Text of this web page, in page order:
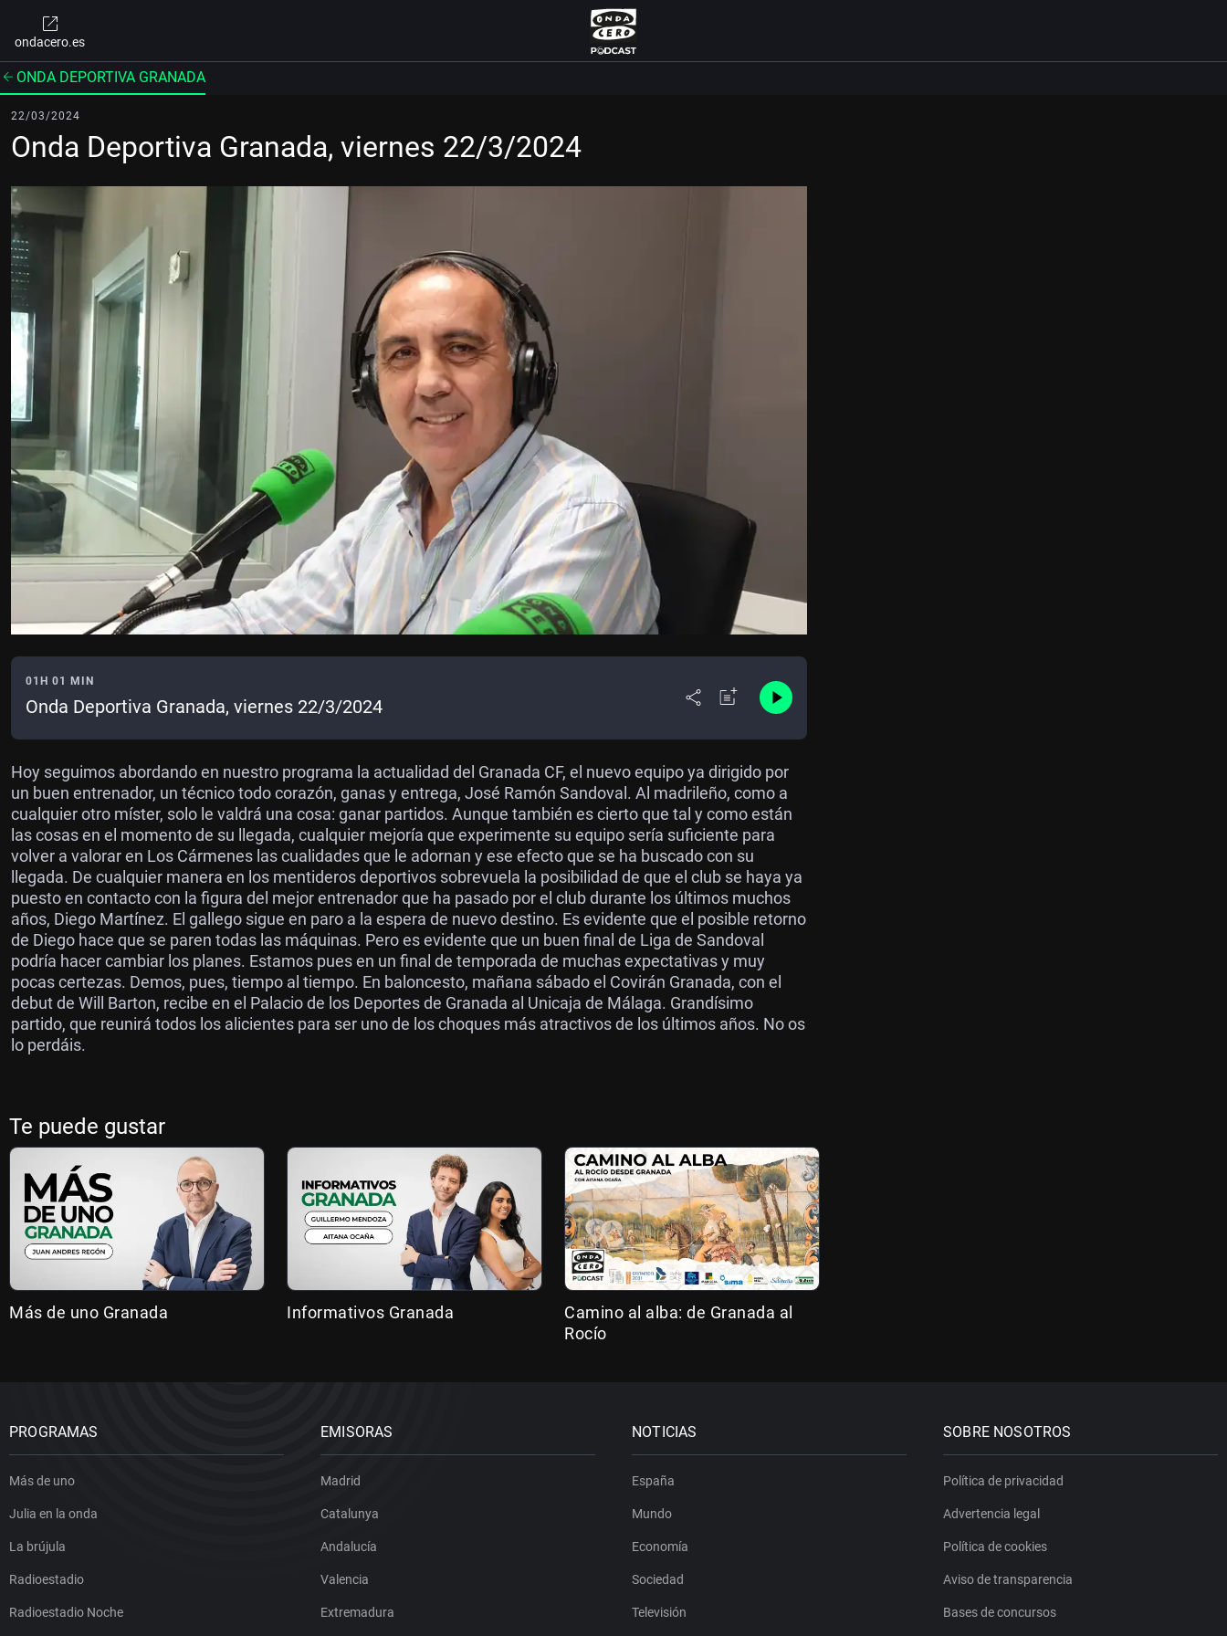
ondacero.es
ONDA DEPORTIVA GRANADA
22/03/2024
Onda Deportiva Granada, viernes 22/3/2024
01H 01 MIN
Onda Deportiva Granada, viernes 22/3/2024
Hoy seguimos abordando en nuestro programa la actualidad del Granada CF, el nuevo equipo ya dirigido por
un buen entrenador, un técnico todo corazón, ganas y entrega, José Ramón Sandoval. Al madrileño, como a
cualquier otro míster, solo le valdrá una cosa: ganar partidos. Aunque también es cierto que tal y como están
las cosas en el momento de su llegada, cualquier mejoría que experimente su equipo sería suficiente para
volver a valorar en Los Cármenes las cualidades que le adornan y ese efecto que se ha buscado con su
llegada. De cualquier manera en los mentideros deportivos sobrevuela la posibilidad de que el club se haya ya
puesto en contacto con la figura del mejor entrenador que ha pasado por el club durante los últimos muchos
años, Diego Martínez. El gallego sigue en paro a la espera de nuevo destino. Es evidente que el posible retorno
de Diego hace que se paren todas las máquinas. Pero es evidente que un buen final de Liga de Sandoval
podría hacer cambiar los planes. Estamos pues en un final de temporada de muchas expectativas y muy
pocas certezas. Demos, pues, tiempo al tiempo. En baloncesto, mañana sábado el Covirán Granada, con el
debut de Will Barton, recibe en el Palacio de los Deportes de Granada al Unicaja de Málaga. Grandísimo
partido, que reunirá todos los alicientes para ser uno de los choques más atractivos de los últimos años. No os
lo perdáis.
Te puede gustar
Más de uno Granada Informativos Granada
Camino al alba: de Granada al
Rocío
PROGRAMAS
Más de uno
Julia en la onda
La brújula
Radioestadio
Radioestadio Noche
EMISORAS
Madrid
Catalunya
Andalucía
Valencia
Extremadura
NOTICIAS
España
Mundo
Economía
Sociedad
Televisión
SOBRE NOSOTROS
Política de privacidad
Advertencia legal
Política de cookies
Aviso de transparencia
Bases de concursos